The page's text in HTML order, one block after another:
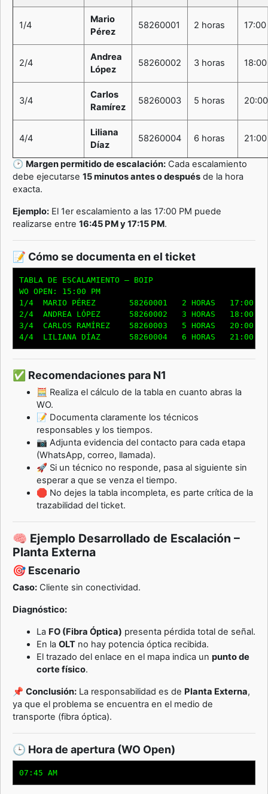
1/4
Mario
Pérez
58260001 2 horas
2/4
Andrea
López
58260002 3 horas
3/4
Carlos
Ramírez
58260003 5 horas
4/4
Liliana
Díaz
58260004 6 horas
🕑 Margen permitido de escalación: Cada escalamiento
debe ejecutarse 15 minutos antes o después de la hora
exacta.
Ejemplo: El 1er escalamiento a las 17:00 PM puede
realizarse entre 16:45 PM y 17:15 PM.
📝 Cómo se documenta en el ticket
TABLA DE ESCALAMIENTO – BOIP
WO OPEN: 15:00 PM
1/4  MARIO PÉREZ       58260001   2 HORAS   17:00 PM
2/4  ANDREA LÓPEZ      58260002   3 HORAS   18:00 PM
3/4  CARLOS RAMÍREZ    58260003   5 HORAS   20:00 PM
✅ Recomendaciones para N1
🧮 Realiza el cálculo de la tabla en cuanto abras la
WO.
📝 Documenta claramente los técnicos
responsables y los tiempos.
📷 Adjunta evidencia del contacto para cada etapa
(WhatsApp, correo, llamada).
🚀 Si un técnico no responde, pasa al siguiente sin
esperar a que se venza el tiempo.
🛑 No dejes la tabla incompleta, es parte crítica de la
trazabilidad del ticket.
🧠 Ejemplo Desarrollado de Escalación –
Planta Externa
🎯 Escenario
Caso: Cliente sin conectividad.
Diagnóstico:
La FO (Fibra Óptica) presenta pérdida total de señal.
En la OLT no hay potencia óptica recibida.
El trazado del enlace en el mapa indica un punto de
corte físico.
📌 Conclusión: La responsabilidad es de Planta Externa,
ya que el problema se encuentra en el medio de
transporte (fibra óptica).
🕒 Hora de apertura (WO Open)
07:45 AM